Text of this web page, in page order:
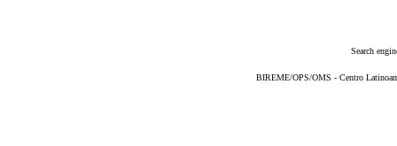
Search
BIREME/OPS/OMS - Centro